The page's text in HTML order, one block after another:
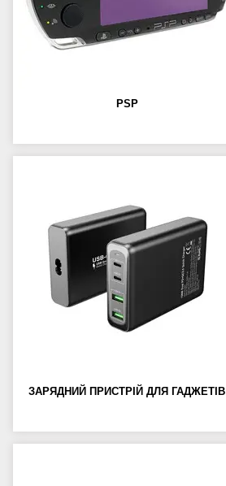
PSP
ЗАРЯДНИЙ ПРИСТРІЙ ДЛЯ ГАДЖЕТІВ